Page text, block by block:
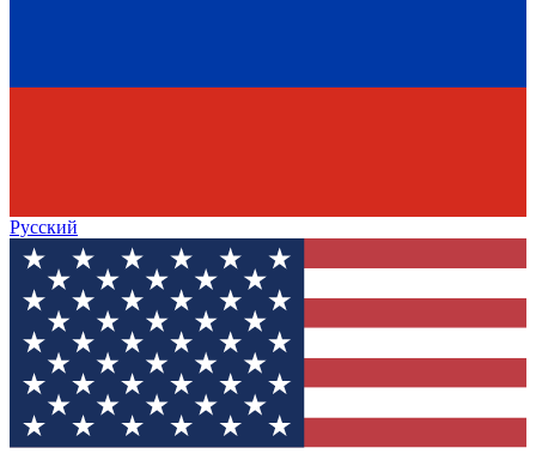
Русский